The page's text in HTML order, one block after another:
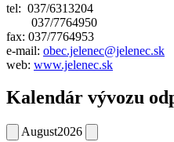
tel: 037/6313204
037/7764950
fax: 037/7764953
e-mail: obec.jelenec@jelenec.sk
web: www.jelenec.sk
Kalendár vývozu
August2026